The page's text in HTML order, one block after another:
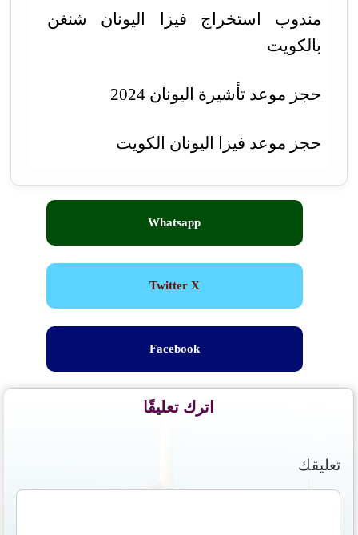
مندوب استخراج فيزا اليونان شنغن
بالكويت
حجز موعد تأشيرة اليونان 2024
حجز موعد فيزا اليونان الكويت
Whatsapp
Twitter X
Facebook
اترك تعليقًا
تعليقك